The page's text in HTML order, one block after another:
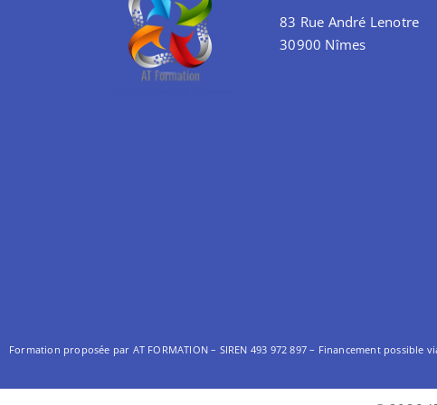
83 Rue André Lenotre
30900 Nîmes
Formation proposée par AT FORMATION – SIREN 493 972 897 – Financement possible